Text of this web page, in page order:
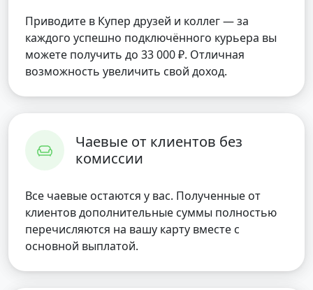
Приводите в Купер друзей и коллег — за
каждого успешно подключённого курьера вы
можете получить до 33 000 ₽. Отличная
возможность увеличить свой доход.
Чаевые от клиентов без
комиссии
Все чаевые остаются у вас. Полученные от
клиентов дополнительные суммы полностью
перечисляются на вашу карту вместе с
основной выплатой.